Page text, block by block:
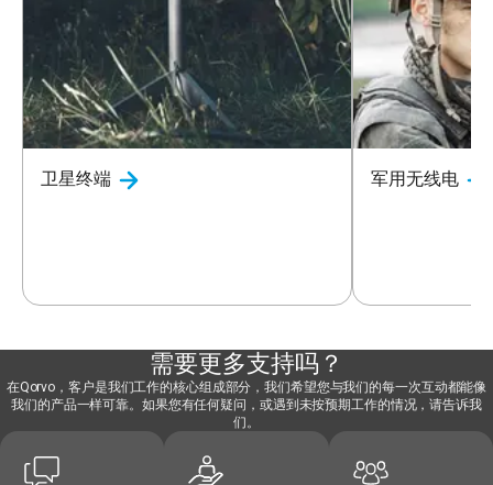
卫星终端 军用无线电
需要更多支持吗？
在Qorvo，客户是我们工作的核心组成部分，我们希望您与我们的每一次互动都能像
我们的产品一样可靠。如果您有任何疑问，或遇到未按预期工作的情况，请告诉我
们。